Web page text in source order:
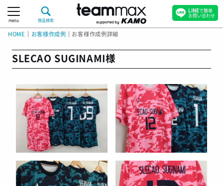
menu 商品検索
HOME お客様作成例 お客様作成例詳細
SLECAO SUGINAMI様
LINEで簡単
お問い合わせ